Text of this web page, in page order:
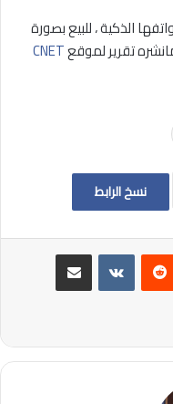
الذكية ، للبيع بصورة
تقرير لموقعCNET
نسخ الرابط
مشاركة عبر البريد